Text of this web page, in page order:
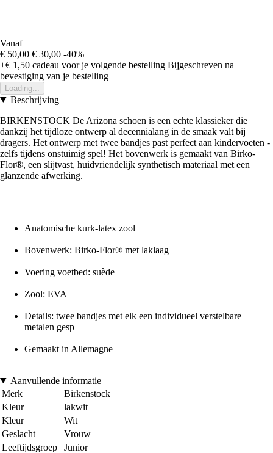
Vanaf
€ 50,00 € 30,00 -40%
+€ 1,50 cadeau voor je volgende bestelling Bijgeschreven na
bevestiging van je bestelling
Loading...
Beschrijving
BIRKENSTOCK De Arizona schoen is een echte klassieker die
dankzij het tijdloze ontwerp al decennialang in de smaak valt bij
dragers. Het ontwerp met twee bandjes past perfect aan kindervoeten -
zelfs tijdens onstuimig spel! Het bovenwerk is gemaakt van Birko-
Flor®, een slijtvast, huidvriendelijk synthetisch materiaal met een
glanzende afwerking.
Anatomische kurk-latex zool
Bovenwerk: Birko-Flor® met laklaag
Voering voetbed: suède
Zool: EVA
Details: twee bandjes met elk een individueel verstelbare
metalen gesp
Gemaakt in Allemagne
Aanvullende informatie
Merk
Birkenstock
Kleur
lakwit
Kleur
Wit
Geslacht
Vrouw
Leeftijdsgroep
Junior